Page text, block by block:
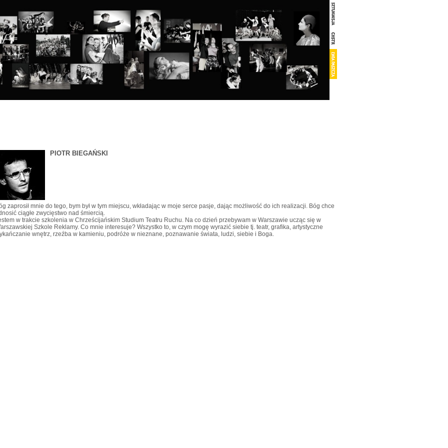
PIOTR BIEGAŃSKI
zaprosił mnie do tego, bym był w tym miejscu, wkładając w moje serce pasje, dając możliwość do ich realizacji. Bóg chce
ciągłe zwycięstwo nad śmiercią.
w trakcie szkolenia w Chrześcijańskim Studium Teatru Ruchu. Na co dzień przebywam w Warszawie ucząc się w
Szkole Reklamy. Co mnie interesuje? Wszystko to, w czym mogę wyrazić siebie tj. teatr, grafika, artystyczne
wnętrz, rzeźba w kamieniu, podróże w nieznane, poznawanie świata, ludzi, siebie i Boga.